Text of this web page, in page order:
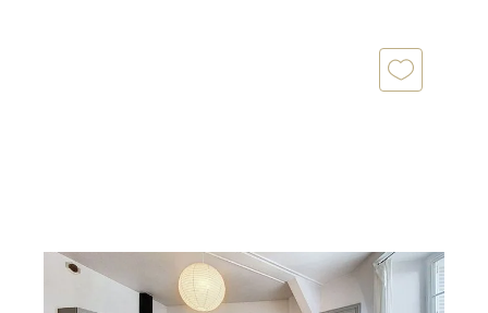
LE PUY EN VELAY 43
103,10 m
, 3 pièces